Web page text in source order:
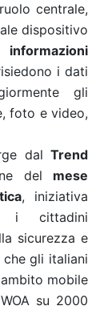
centrale,
dispositivo
i dati
gli
foto e video,
dal Trend
del
mese
, iniziativa
i cittadini
sicurezza e
gli italiani
mobile
su 2000